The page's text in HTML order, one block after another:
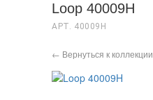
Loop 40009H
АРТ. 40009H
← Вернуться к коллекции